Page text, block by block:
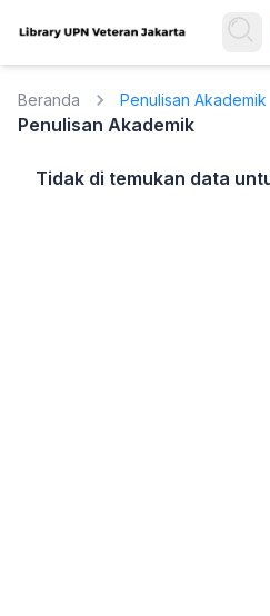
Beranda Penulisan Akademik
Penulisan Akademik
Tidak di temukan data